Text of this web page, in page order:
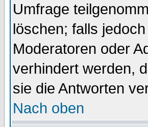
Umfrage
löschen; falls
Moderatoren oder
verhindert werden,
sie die Antworten
Nach oben